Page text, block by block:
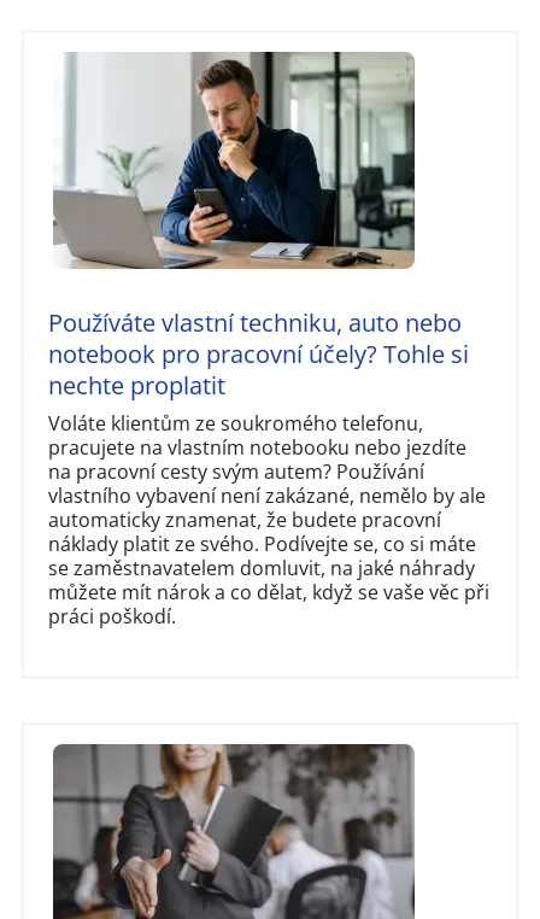
Používáte vlastní techniku, auto nebo
notebook pro pracovní účely? Tohle si
nechte proplatit
Voláte klientům ze soukromého telefonu,
pracujete na vlastním notebooku nebo jezdíte
na pracovní cesty svým autem? Používání
vlastního vybavení není zakázané, nemělo by ale
automaticky znamenat, že budete pracovní
náklady platit ze svého. Podívejte se, co si máte
se zaměstnavatelem domluvit, na jaké náhrady
můžete mít nárok a co dělat, když se vaše věc při
práci poškodí.